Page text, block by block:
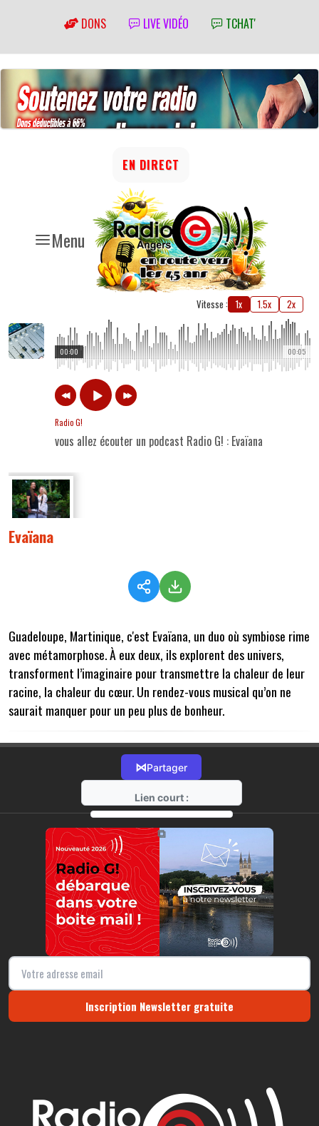
DONS LIVE VIDÉO TCHAT'
Menu
EN DIRECT
Vitesse : 1x 1.5x 2x
00:05
00:00
Radio G!
vous allez écouter un podcast Radio G! : Evaïana
Evaïana
Guadeloupe, Martinique, c'est Evaïana, un duo où symbiose rime
avec métamorphose. À eux deux, ils explorent des univers,
transforment l’imaginaire pour transmettre la chaleur de leur
racine, la chaleur du cœur. Un rendez-vous musical qu’on ne
saurait manquer pour un peu plus de bonheur.
⋈Partager
Lien court :
https://radio-g.fr?17827
⧉
Inscription Newsletter gratuite